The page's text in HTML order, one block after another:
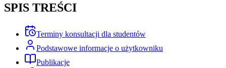
SPIS TREŚCI
Terminy konsultacji dla studentów
Podstawowe informacje o użytkowniku
Publikacje